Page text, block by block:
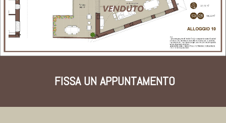
FISSA UN APPUNTAMENTO